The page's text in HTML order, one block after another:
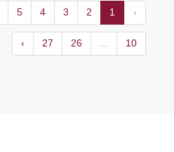
‹
1
2
3
4
5
10
...
26
27
›